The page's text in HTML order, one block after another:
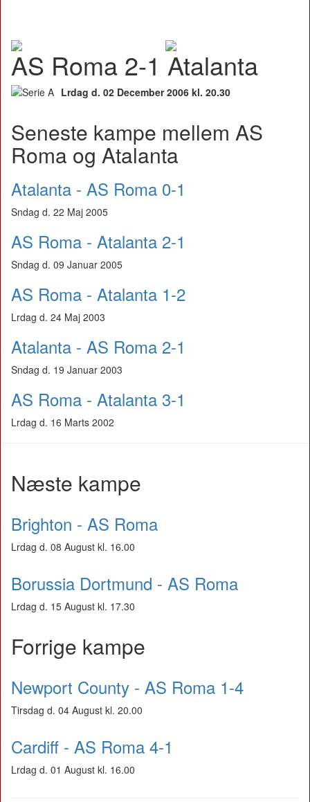
AS Roma 2-1 Atalanta
Lrdag d. 02 December 2006 kl. 20.30
Seneste kampe mellem AS
Roma og Atalanta
Atalanta - AS Roma 0-1
Sndag d. 22 Maj 2005
AS Roma - Atalanta 2-1
Sndag d. 09 Januar 2005
AS Roma - Atalanta 1-2
Lrdag d. 24 Maj 2003
Atalanta - AS Roma 2-1
Sndag d. 19 Januar 2003
AS Roma - Atalanta 3-1
Lrdag d. 16 Marts 2002
Næste kampe
Brighton - AS Roma
Lrdag d. 08 August kl. 16.00
Borussia Dortmund - AS Roma
Lrdag d. 15 August kl. 17.30
Forrige kampe
Newport County - AS Roma 1-4
Tirsdag d. 04 August kl. 20.00
Cardiff - AS Roma 4-1
Lrdag d. 01 August kl. 16.00